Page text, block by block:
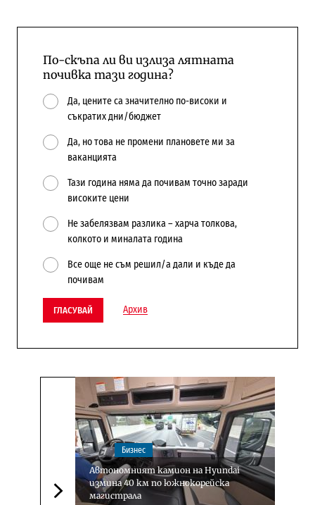
По-скъпа ли ви излиза лятната
почивка тази година?
Да, цените са значително по-високи и
съкратих дни/бюджет
Да, но това не промени плановете ми за
ваканцията
Тази година няма да почивам точно заради
високите цени
Не забелязвам разлика – харча толкова,
колкото и миналата година
Все още не съм решил/а дали и къде да
почивам
ГЛАСУВАЙ Архив
Бизнес
Автономният камион на Hyundai
измина 40 км по южнокорейска
магистрала